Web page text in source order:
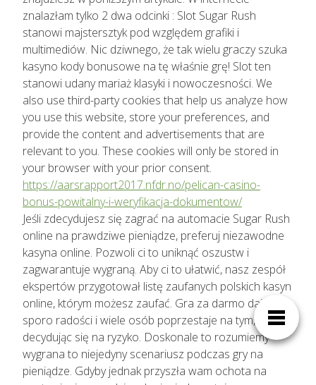
znalazłam tylko 2 dwa odcinki : Slot Sugar Rush
stanowi majstersztyk pod względem grafiki i
multimediów. Nic dziwnego, że tak wielu graczy szuka
kasyno kody bonusowe na tę właśnie grę! Slot ten
stanowi udany mariaż klasyki i nowoczesności. We
also use third-party cookies that help us analyze how
you use this website, store your preferences, and
provide the content and advertisements that are
relevant to you. These cookies will only be stored in
your browser with your prior consent.
https://aarsrapport2017.nfdr.no/pelican-casino-
bonus-powitalny-i-weryfikacja-dokumentow/
Jeśli zdecydujesz się zagrać na automacie Sugar Rush
online na prawdziwe pieniądze, preferuj niezawodne
kasyna online. Pozwoli ci to uniknąć oszustw i
zagwarantuje wygraną. Aby ci to ułatwić, nasz zespół
ekspertów przygotował listę zaufanych polskich kasyn
online, którym możesz zaufać. Gra za darmo daje
sporo radości i wiele osób poprzestaje na tym, nie
decydując się na ryzyko. Doskonale to rozumiemy –
wygrana to niejedyny scenariusz podczas gry na
pieniądze. Gdyby jednak przyszła wam ochota na